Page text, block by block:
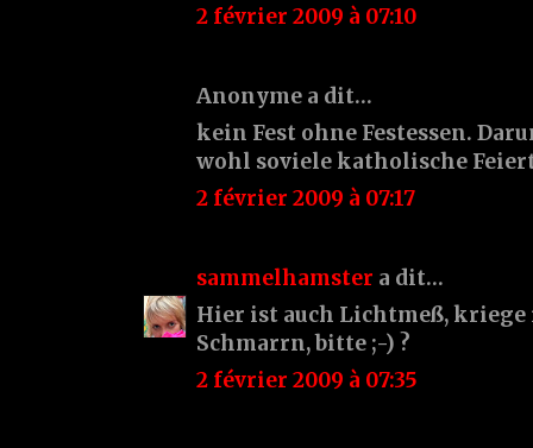
2 février 2009 à 07:10
Anonyme a dit…
kein Fest ohne Festessen.
wohl soviele katholische
2 février 2009 à 07:17
sammelhamster a dit…
Hier ist auch Lichtmeß, kriege
Schmarrn, bitte ;-) ?
2 février 2009 à 07:35